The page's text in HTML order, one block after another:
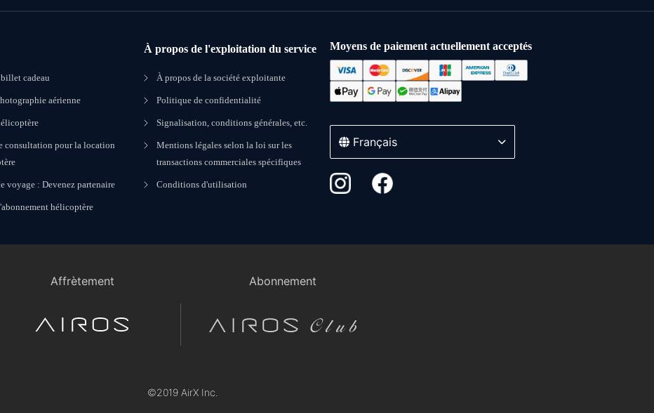
cadeau
aérienne
consultation pour la location
voyage : Devenez partenaire
hélicoptère
À propos de l'exploitation du service
À propos de la société exploitante
Politique de confidentialité
Signalisation, conditions générales, etc.
Mentions légales selon la loi sur les
transactions commerciales spécifiques
Conditions d'utilisation
Moyens de paiement actuellement acceptés
Français
Affrètement Abonnement
©2019 AirX Inc.